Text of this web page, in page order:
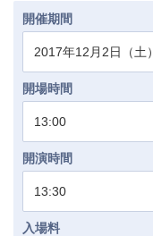
開催期間
2017年12月2日（土）
開場時間
13:00
開演時間
13:30
入場料